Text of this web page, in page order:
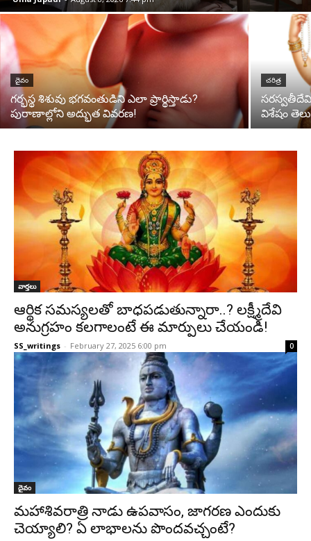
దైవం
గర్భస్థ శిశువు భగవంతుడిని ఎలా ప్రార్థిస్తాడు?
పురాణాల్లోని అద్భుత వివరణ!
చరిత్ర
విశేషం
వార్తలు
ఆర్థిక సమస్యలతో బాధపడుతున్నారా..? లక్ష్మీదేవి
అనుగ్రహం కలగాలంటే ఈ మార్పులు చేయండి!
SS_writings - February 27, 2025 6:00 pm 0
దైవం
మహాశివరాత్రి నాడు ఉపవాసం, జాగరణ ఎందుకు
చెయ్యాలి? ఏ లాభాలను పొందవచ్చంటే?